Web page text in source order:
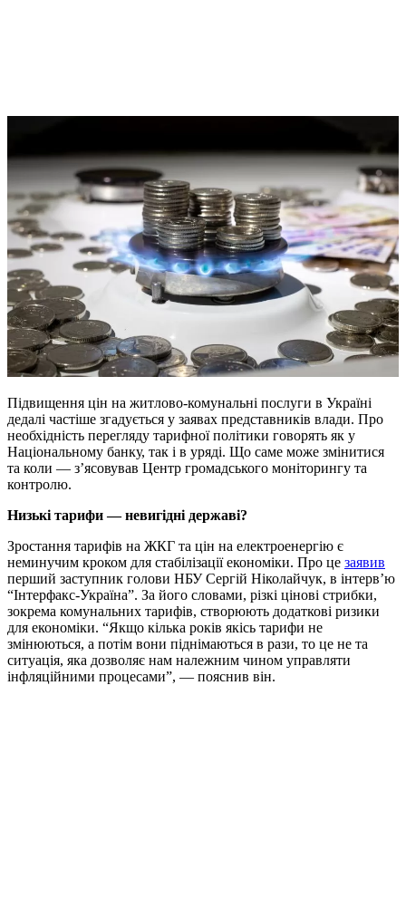
Підвищення цін на житлово-комунальні послуги в Україні
дедалі частіше згадується у заявах представників влади. Про
необхідність перегляду тарифної політики говорять як у
Національному банку, так і в уряді. Що саме може змінитися
та коли — з’ясовував Центр громадського моніторингу та
контролю.
Низькі тарифи — невигідні державі?
Зростання тарифів на ЖКГ та цін на електроенергію є
неминучим кроком для стабілізації економіки. Про це заявив
перший заступник голови НБУ Сергій Ніколайчук, в інтерв’ю
“Інтерфакс-Україна”. За його словами, різкі цінові стрибки,
зокрема комунальних тарифів, створюють додаткові ризики
для економіки. “Якщо кілька років якісь тарифи не
змінюються, а потім вони піднімаються в рази, то це не та
ситуація, яка дозволяє нам належним чином управляти
інфляційними процесами”, — пояснив він.